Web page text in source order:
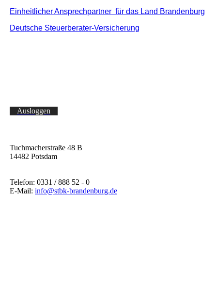
Einheitlicher Ansprechpartner für das Land Brandenburg
Deutsche Steuerberater-Versicherung
Ausloggen
Tuchmacherstraße 48 B
14482 Potsdam
Telefon: 0331 / 888 52 - 0
E-Mail: info@stbk-brandenburg.de